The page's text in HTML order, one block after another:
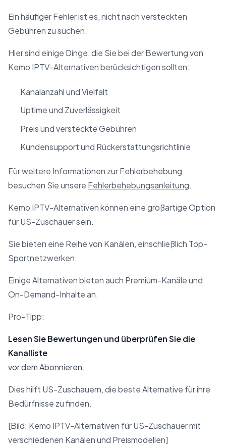
Ein häufiger Fehler ist es, nicht nach versteckten
Gebühren zu suchen.
Hier sind einige Dinge, die Sie bei der Bewertung von
Kemo IPTV-Alternativen berücksichtigen sollten:
Kanalanzahl und Vielfalt
Uptime und Zuverlässigkeit
Preis und versteckte Gebühren
Kundensupport und Rückerstattungsrichtlinie
Für weitere Informationen zur Fehlerbehebung
besuchen Sie unsere Fehlerbehebungsanleitung.
Kemo IPTV-Alternativen können eine großartige Option
für US-Zuschauer sein.
Sie bieten eine Reihe von Kanälen, einschließlich Top-
Sportnetzwerken.
Einige Alternativen bieten auch Premium-Kanäle und
On-Demand-Inhalte an.
Pro-Tipp:
Lesen Sie Bewertungen und überprüfen Sie die
Kanalliste
vor dem Abonnieren.
Dies hilft US-Zuschauern, die beste Alternative für ihre
Bedürfnisse zu finden.
[Bild: Kemo IPTV-Alternativen für US-Zuschauer mit
verschiedenen Kanälen und Preismodellen]